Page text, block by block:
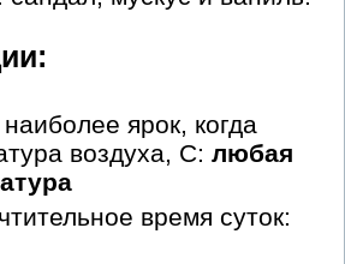
ярок, когда
воздуха, С: любая
время суток: